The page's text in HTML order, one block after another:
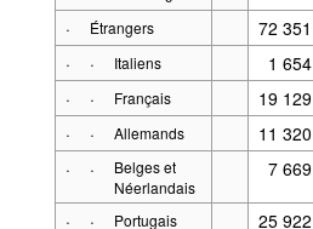
·
Étrangers 72 351
· · Italiens 1 654
· · Français 19 129
· · Allemands 11 320
· ·
Belges et
Néerlandais
7 669
· · Portugais 25 922